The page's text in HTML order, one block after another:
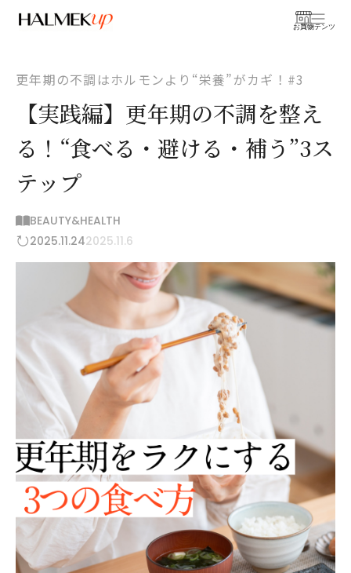
お買物
コンテンツ
更年期の不調はホルモンより“栄養”がカギ！#3
【実践編】更年期の不調を整え
る！“食べる・避ける・補う”3ス
テップ
BEAUTY&HEALTH
2025.11.242025.11.6